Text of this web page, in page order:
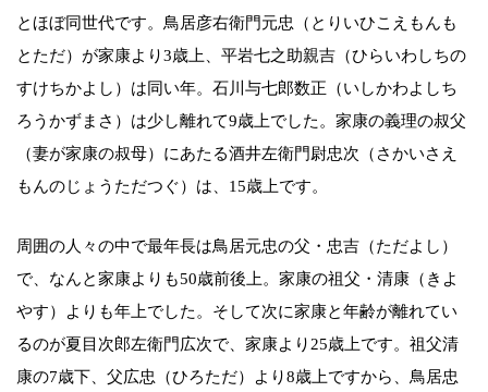
とほぼ同世代です。鳥居彦右衛門元忠（とりいひこえもんも
とただ）が家康より3歳上、平岩七之助親吉（ひらいわしちの
すけちかよし）は同い年。石川与七郎数正（いしかわよしち
ろうかずまさ）は少し離れて9歳上でした。家康の義理の叔父
（妻が家康の叔母）にあたる酒井左衛門尉忠次（さかいさえ
もんのじょうただつぐ）は、15歳上です。
周囲の人々の中で最年長は鳥居元忠の父・忠吉（ただよし）
で、なんと家康よりも50歳前後上。家康の祖父・清康（きよ
やす）よりも年上でした。そして次に家康と年齢が離れてい
るのが夏目次郎左衛門広次で、家康より25歳上です。祖父清
康の7歳下、父広忠（ひろただ）より8歳上ですから、鳥居忠